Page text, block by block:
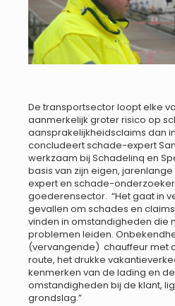
De transportsector loopt elke
aanmerkelijk groter risico op
aansprakelijkheidsclaims dan
concludeert schade-expert
werkzaam bij Schadelinq en
basis van zijn eigen,
expert en schade-
goederensector. “Het gaat in
gevallen om schades en
vinden in omstandigheden die
problemen leiden.
(vervangende) chauffeur met
route, het drukke
kenmerken van de lading en
omstandigheden bij de klant,
grondslag.”